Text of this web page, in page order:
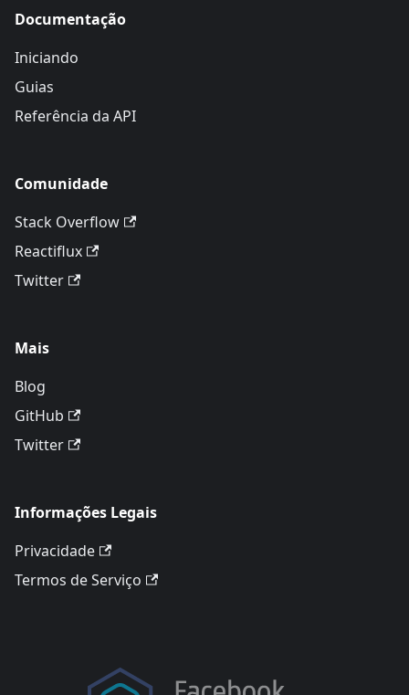
Documentação
Iniciando
Guias
Referência da API
Comunidade
Stack Overflow
Reactiflux
Twitter
Mais
Blog
GitHub
Twitter
Informações Legais
Privacidade
Termos de Serviço